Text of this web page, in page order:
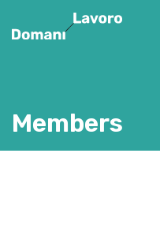
Members